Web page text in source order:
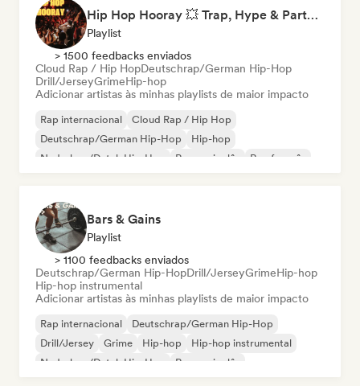
Hip Hop Hooray 💥 Trap, Hype & Party Rap Bangers
Playlist
> 1500 feedbacks enviados
Cloud Rap / Hip HopDeutschrap/German Hip-Hop
Drill/JerseyGrimeHip-hop
Adicionar artistas às minhas playlists de maior impacto
Rap internacional
Cloud Rap / Hip Hop
Deutschrap/German Hip-Hop
Hip-hop
Nederhop/Dutch Hip-Hop
Rap em inglês
Rap francês
Bars & Gains
Playlist
> 1100 feedbacks enviados
Deutschrap/German Hip-HopDrill/JerseyGrimeHip-hop
Hip-hop instrumental
Adicionar artistas às minhas playlists de maior impacto
Rap internacional
Deutschrap/German Hip-Hop
Drill/Jersey
Grime Hip-hop
Hip-hop instrumental
Nederhop/Dutch Hip-Hop
Rap em inglês